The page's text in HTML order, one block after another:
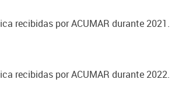
recibidas por ACUMAR durante 2021.
recibidas por ACUMAR durante 2022.